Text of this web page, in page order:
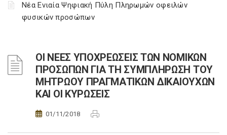
Νέα Ενιαία Ψηφιακή Πύλη Πληρωμών οφειλών
φυσικών προσώπων
ΟΙ ΝΕΕΣ ΥΠΟΧΡΕΩΣΕΙΣ ΤΩΝ ΝΟΜΙΚΩΝ
ΠΡΟΣΩΠΩΝ ΓΙΑ ΤΗ ΣΥΜΠΛΗΡΩΣΗ ΤΟΥ
ΜΗΤΡΩΟΥ ΠΡΑΓΜΑΤΙΚΩΝ ΔΙΚΑΙΟΥΧΩΝ
ΚΑΙ ΟΙ ΚΥΡΩΣΕΙΣ
01/11/2018